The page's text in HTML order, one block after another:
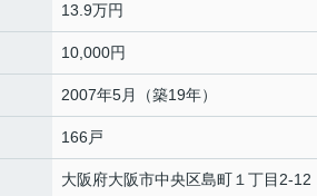
13.9万円
10,000円
2007年5月（築19年）
166戸
大阪府大阪市中央区島町 １丁目2-12